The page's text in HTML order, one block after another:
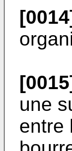
une
entre